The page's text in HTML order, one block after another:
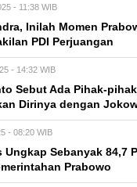
- 11:38 WIB
Inilah Momen
PDI Perjuangan
- 14:32 WIB
Sebut Ada Pihak-
Dirinya dengan
- 08:20 WIB
Ungkap Sebanyak 84,7
Prabowo